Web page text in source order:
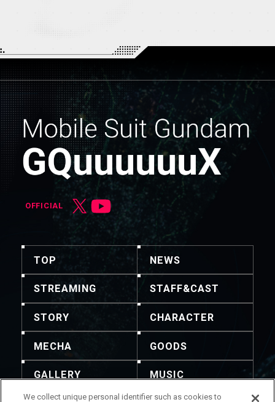
OFFICIAL
TOP NEWS
STREAMING STAFF&CAST
STORY CHARACTER
MECHA GOODS
GALLERY MUSIC
We collect unique personal identifier such as cookies to